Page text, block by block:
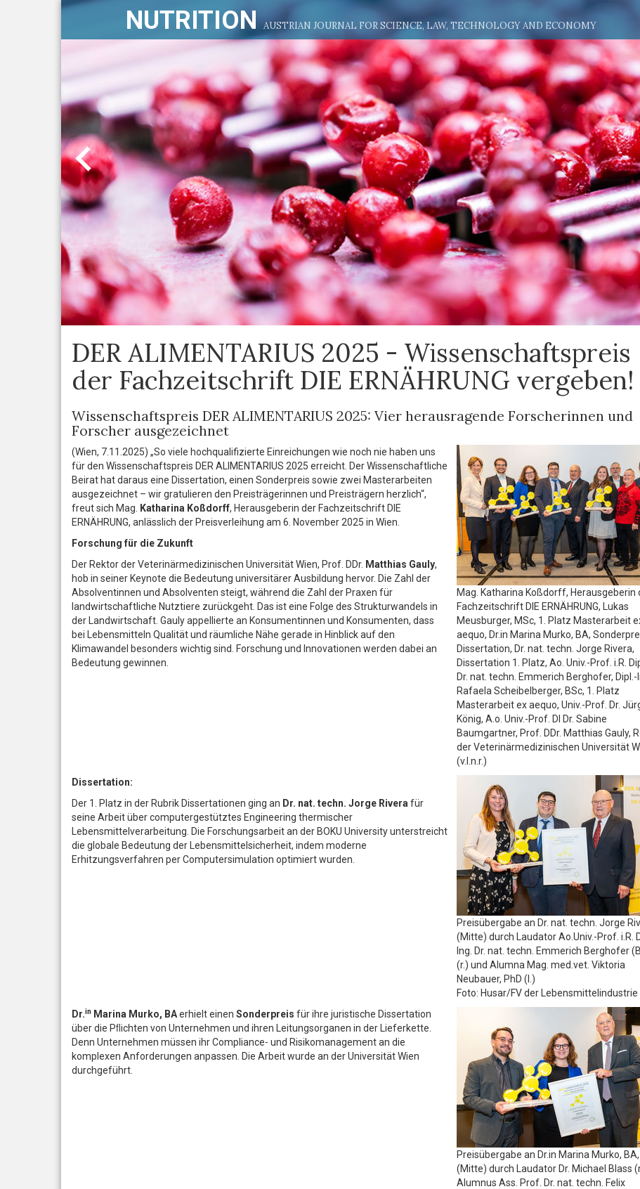
NUTRITIONAUSTRIAN JOURNAL FOR SCIENCE, LAW, TECHNOLOGY AND ECONOMY
DER ALIMENTARIUS 2025 - Wissenschaftspreis
der Fachzeitschrift DIE ERNÄHRUNG vergeben!
Wissenschaftspreis DER ALIMENTARIUS 2025: Vier herausragende Forscherinnen und
Forscher ausgezeichnet
Mag. Katharina Koßdorff, Herausgeberin
Fachzeitschrift DIE ERNÄHRUNG, Lukas
Meusburger, MSc, 1. Platz Masterarbeit
aequo, Dr.in Marina Murko, BA,
Dissertation, Dr. nat. techn. Jorge Rivera,
Dissertation 1. Platz, Ao. Univ.-Prof. i.R.
Dr. nat. techn. Emmerich Berghofer, Dipl.-
Rafaela Scheibelberger, BSc, 1. Platz
Masterarbeit ex aequo, Univ.-Prof. Dr.
König, A.o. Univ.-Prof. DI Dr. Sabine
Baumgartner, Prof. DDr. Matthias Gauly,
der Veterinärmedizinischen Universität
(v.l.n.r.)
(Wien, 7.11.2025) „So viele hochqualifizierte Einreichungen wie noch nie haben uns
für den Wissenschaftspreis DER ALIMENTARIUS 2025 erreicht. Der Wissenschaftliche
Beirat hat daraus eine Dissertation, einen Sonderpreis sowie zwei Masterarbeiten
ausgezeichnet – wir gratulieren den Preisträgerinnen und Preisträgern herzlich“,
freut sich Mag.
Katharina Koßdorff, Herausgeberin der Fachzeitschrift DIE
ERNÄHRUNG, anlässlich der Preisverleihung am 6. November 2025 in Wien.
Forschung für die Zukunft
Der Rektor der Veterinärmedizinischen Universität Wien, Prof. DDr. Matthias Gauly,
hob in seiner Keynote die Bedeutung universitärer Ausbildung hervor. Die Zahl der
Absolventinnen und Absolventen steigt, während die Zahl der Praxen für
landwirtschaftliche Nutztiere zurückgeht. Das ist eine Folge des Strukturwandels in
der Landwirtschaft. Gauly appellierte an Konsumentinnen und Konsumenten, dass
bei Lebensmitteln Qualität und räumliche Nähe gerade in Hinblick auf den
Klimawandel besonders wichtig sind. Forschung und Innovationen werden dabei an
Bedeutung gewinnen.
Preisübergabe an Dr. nat. techn. Jorge
(Mitte) durch Laudator Ao.Univ.-Prof. i.R.
Ing. Dr. nat. techn. Emmerich Berghofer
(r.) und Alumna Mag. med.vet. Viktoria
Neubauer, PhD (l.)
Foto: Husar/FV der Lebensmittelindustrie
Dissertation:
Der 1. Platz in der Rubrik Dissertationen ging an Dr. nat. techn. Jorge Rivera für
seine Arbeit über computergestütztes Engineering thermischer
Lebensmittelverarbeitung. Die Forschungsarbeit an der BOKU University unterstreicht
die globale Bedeutung der Lebensmittelsicherheit, indem moderne
Erhitzungsverfahren per Computersimulation optimiert wurden.
Preisübergabe an Dr.in Marina Murko, BA,
(Mitte) durch Laudator Dr. Michael Blass
Alumnus Ass. Prof. Dr. nat. techn. Felix
Dr.in Marina Murko, BAerhielt einen Sonderpreis für ihre juristische Dissertation
über die Pﬂichten von Unternehmen und ihren Leitungsorganen in der Lieferkette.
Denn Unternehmen müssen ihr Compliance- und Risikomanagement an die
komplexen Anforderungen anpassen. Die Arbeit wurde an der Universität Wien
durchgeführt.